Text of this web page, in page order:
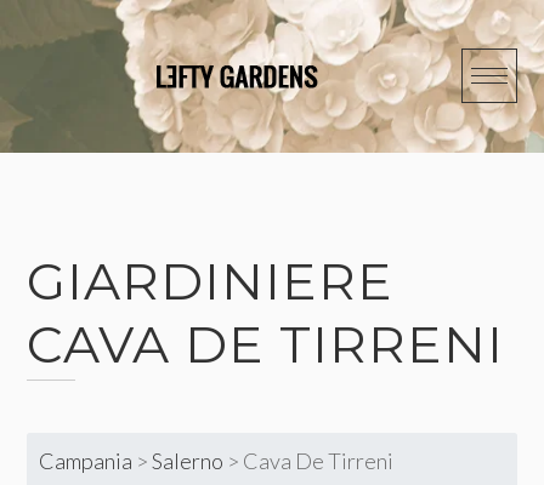
to
GIARDINIERE
CAVA DE TIRRENI
Campania >Salerno > Cava De Tirreni